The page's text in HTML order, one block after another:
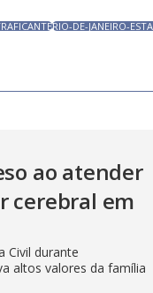
RIO-DE-JANEIRO-
ao atender
cerebral em
Civil durante
altos valores da família